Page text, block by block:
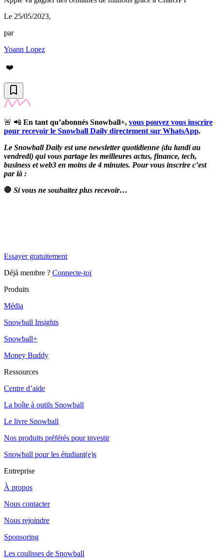
Le 25/05/2023,
par
Yoann Lopez
❤️
🚨 📲 En tant qu’abonnés Snowball+, vous pouvez vous inscrire
pour recevoir le Snowball Daily directement sur WhatsApp.
Le Snowball Daily est une newsletter quotidienne (du lundi au
vendredi) qui vous partage les meilleures actus, finance, tech,
business et web3 en moins de 4 minutes. Pour vous inscrire c’est
par là :
🛑 Si vous ne souhaitez plus recevoir…
Essayer gratuitement
Déjà membre ? Connecte-toi
Produits
Média
Snowball Insights
Snowball+
Money Buddy
Ressources
Centre d’aide
La boîte à outils Snowball
Le livre Snowball
Nos produits préférés pour investir
Snowball pour les étudiant(e)s
Entreprise
À propos
Nous contacter
Nous rejoindre
Sponsoring
Les coulisses de Snowball